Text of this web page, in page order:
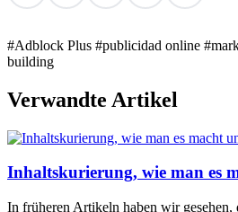
#Adblock Plus #publicidad online
building
Verwandte Artikel
Inhaltskurierung, wie man es
In früheren Artikeln haben wir gesehen,